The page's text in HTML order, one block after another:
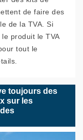
de faire des
de la TVA. Si
produit le TVA
tout le
toujours des
sur les